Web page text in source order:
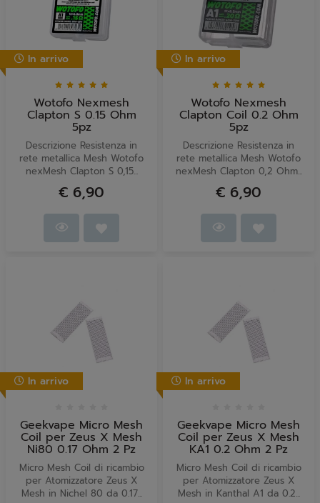
In arrivo
Wotofo Nexmesh
Clapton S 0.15 Ohm
5pz
Descrizione Resistenza in
rete metallica Mesh Wotofo
nexMesh Clapton S 0,15...
€ 6,90
In arrivo
Wotofo Nexmesh
Clapton Coil 0.2 Ohm
5pz
Descrizione Resistenza in
rete metallica Mesh Wotofo
nexMesh Clapton 0,2 Ohm...
€ 6,90
In arrivo
Geekvape Micro Mesh
Coil per Zeus X Mesh
Ni80 0.17 Ohm 2 Pz
Micro Mesh Coil di ricambio
per Atomizzatore Zeus X
Mesh in Nichel 80 da 0.17...
In arrivo
Geekvape Micro Mesh
Coil per Zeus X Mesh
KA1 0.2 Ohm 2 Pz
Micro Mesh Coil di ricambio
per Atomizzatore Zeus X
Mesh in Kanthal A1 da 0.2...